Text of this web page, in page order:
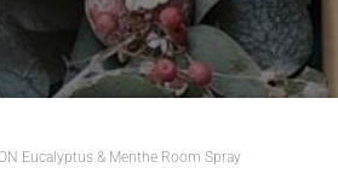
Eucalyptus & Menthe Room Spray